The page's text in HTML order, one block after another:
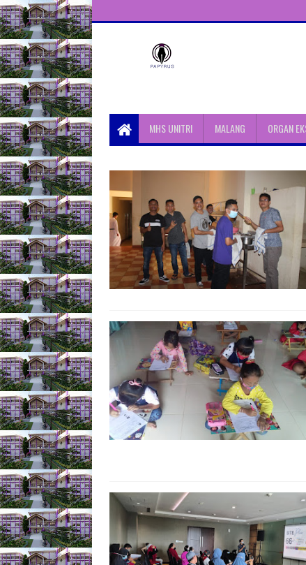
Unit Aktivitas Pers Mahasiswa
Papyrus UnitriMHS UNITRI MALANG ORGAN